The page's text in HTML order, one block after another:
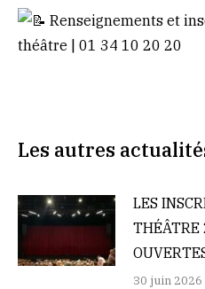
Renseignements et
théâtre | 01 34 10 20 20
Les autres
LES
30 juin 2026